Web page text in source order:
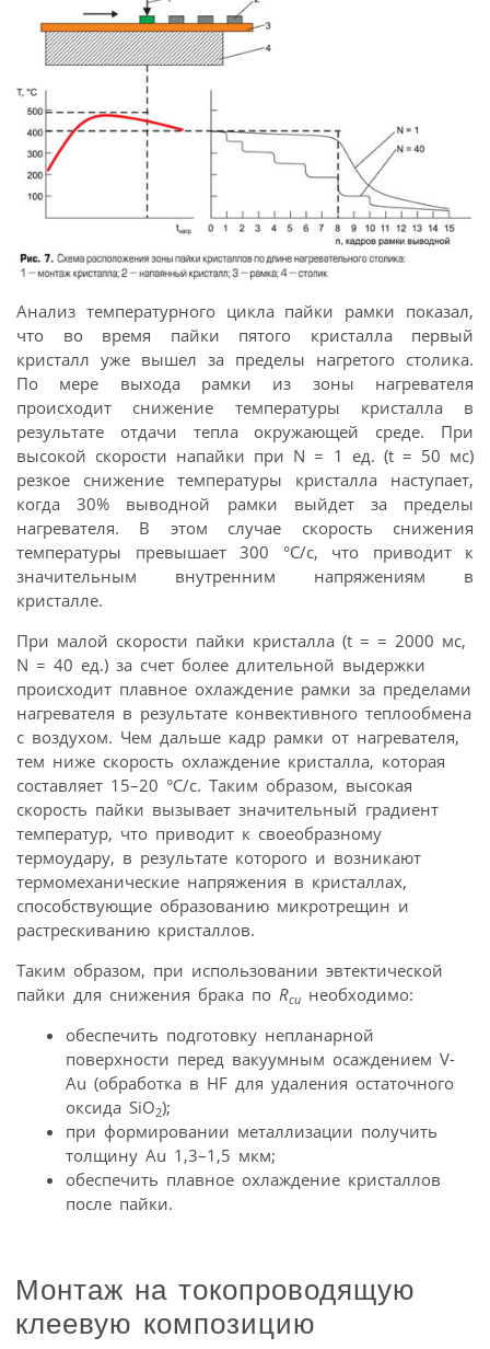
Анализ температурного цикла пайки рамки показал,
что во время пайки пятого кристалла первый
кристалл уже вышел за пределы нагретого столика.
По мере выхода рамки из зоны нагревателя
происходит снижение температуры кристалла в
результате отдачи тепла окружающей среде. При
высокой скорости напайки при N = 1 ед. (t = 50 мс)
резкое снижение температуры кристалла наступает,
когда 30% выводной рамки выйдет за пределы
нагревателя. В этом случае скорость снижения
температуры превышает 300 °С/с, что приводит к
значительным внутренним напряжениям в
кристалле.
При малой скорости пайки кристалла (t = = 2000 мс,
N = 40 ед.) за счет более длительной выдержки
происходит плавное охлаждение рамки за пределами
нагревателя в результате конвективного теплообмена
с воздухом. Чем дальше кадр рамки от нагревателя,
тем ниже скорость охлаждение кристалла, которая
составляет 15–20 °С/с. Таким образом, высокая
скорость пайки вызывает значительный градиент
температур, что приводит к своеобразному
термоудару, в результате которого и возникают
термомеханические напряжения в кристаллах,
способствующие образованию микротрещин и
растрескиванию кристаллов.
Таким образом, при использовании эвтектической
пайки для снижения брака по Rcu необходимо:
обеспечить подготовку непланарной
поверхности перед вакуумным осаждением V-
Au (обработка в HF для удаления остаточного
оксида SiO2);
при формировании металлизации получить
толщину Au 1,3–1,5 мкм;
обеспечить плавное охлаждение кристаллов
после пайки.
Монтаж на токопроводящую
клеевую композицию